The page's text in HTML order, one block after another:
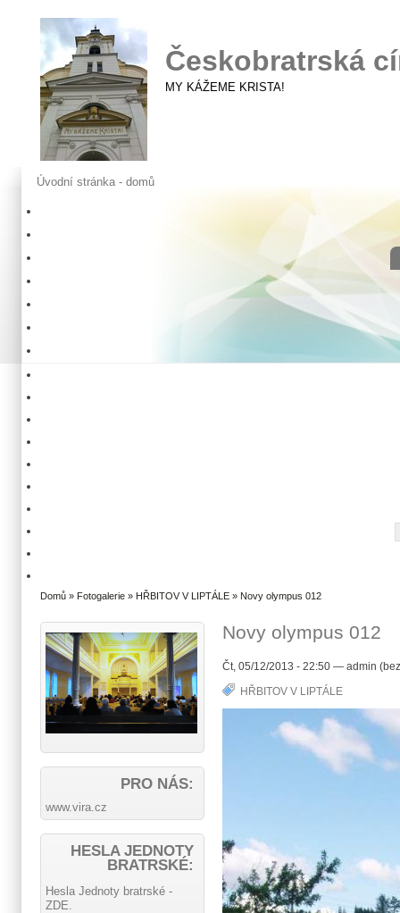
Českobratrská
MY KÁŽEME KRISTA!
Úvodní stránka - domů
Domů » Fotogalerie » HŘBITOV V LIPTÁLE » Novy olympus 012
Novy olympus 012
Čt, 05/12/2013 - 22:50 — admin
HŘBITOV V LIPTÁLE
PRO NÁS:
www.vira.cz
HESLA JEDNOTY
BRATRSKÉ:
Hesla Jednoty bratrské -
ZDE.